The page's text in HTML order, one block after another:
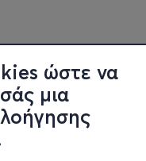
ώστε να
μια